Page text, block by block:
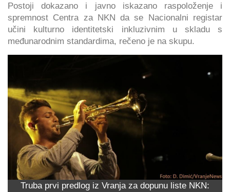
Postoji dokazano i javno iskazano raspoloženje i
spremnost Centra za NKN da se Nacionalni registar
učini kulturno identitetski inkluzivnim u skladu s
međunarodnim standardima, rečeno je na skupu.
Truba prvi predlog iz Vranja za dopunu liste NKN: